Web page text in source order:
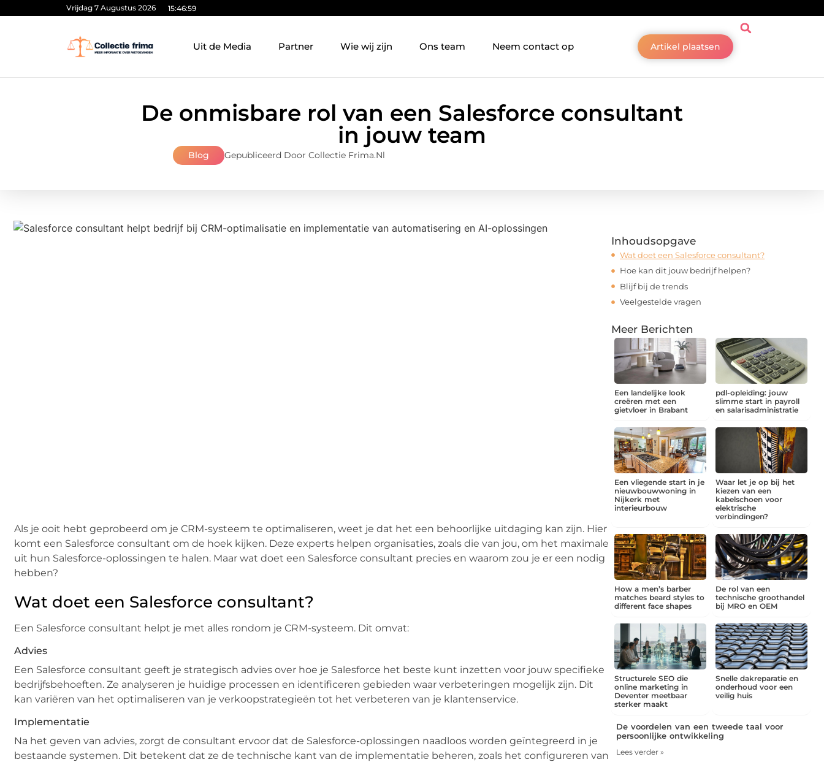
Vrijdag 7 Augustus 2026 15:47:00
Uit de Media Partner Wie wij zijn Ons team Neem contact op Artikel plaatsen
De onmisbare rol van een Salesforce consultant
in jouw team
Blog Gepubliceerd Door Collectie Frima.nl
Als je ooit hebt geprobeerd om je CRM-systeem te optimaliseren, weet je dat het een behoorlijke uitdaging kan zijn. Hier
komt een Salesforce consultant om de hoek kijken. Deze experts helpen organisaties, zoals die van jou, om het maximale
uit hun Salesforce-oplossingen te halen. Maar wat doet een Salesforce consultant precies en waarom zou je er een nodig
hebben?
Wat doet een Salesforce consultant?
Een Salesforce consultant helpt je met alles rondom je CRM-systeem. Dit omvat:
Advies
Een Salesforce consultant geeft je strategisch advies over hoe je Salesforce het beste kunt inzetten voor jouw specifieke
bedrijfsbehoeften. Ze analyseren je huidige processen en identificeren gebieden waar verbeteringen mogelijk zijn. Dit
kan variëren van het optimaliseren van je verkoopstrategieën tot het verbeteren van je klantenservice.
Implementatie
Na het geven van advies, zorgt de consultant ervoor dat de Salesforce-oplossingen naadloos worden geïntegreerd in je
bestaande systemen. Dit betekent dat ze de technische kant van de implementatie beheren, zoals het configureren van
Inhoudsopgave
Wat doet een Salesforce consultant?
Hoe kan dit jouw bedrijf helpen?
Blijf bij de trends
Veelgestelde vragen
Meer Berichten
Een landelijke look
creëren met een
gietvloer in Brabant
pdl-opleiding: jouw
slimme start in payroll
en salarisadministratie
Een vliegende start in je
nieuwbouwwoning in
Nijkerk met
interieurbouw
Waar let je op bij het
kiezen van een
kabelschoen voor
elektrische
verbindingen?
How a men’s barber
matches beard styles to
different face shapes
De rol van een
technische groothandel
bij MRO en OEM
Structurele SEO die
online marketing in
Deventer meetbaar
sterker maakt
Snelle dakreparatie en
onderhoud voor een
veilig huis
De voordelen van een tweede taal voor
persoonlijke ontwikkeling
Lees verder »